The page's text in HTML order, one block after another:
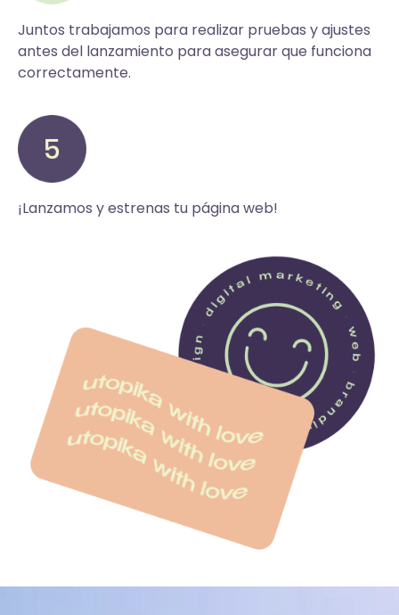
Juntos trabajamos para realizar pruebas y ajustes
antes del lanzamiento para asegurar que funciona
correctamente.
¡Lanzamos y estrenas tu página web!